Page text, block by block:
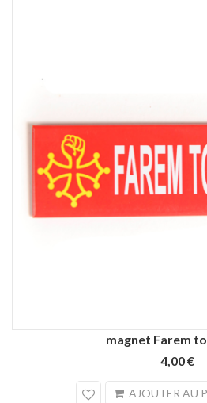
magnet Farem
4,00 €
AJOUTER AU